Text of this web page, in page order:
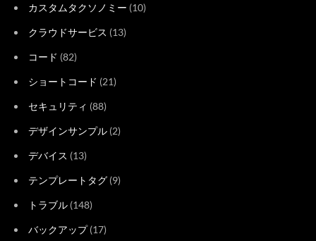
カスタムタクソノミー (10)
クラウドサービス (13)
コード (82)
ショートコード (21)
セキュリティ (88)
デザインサンプル (2)
デバイス (13)
テンプレートタグ (9)
トラブル (148)
バックアップ(17)